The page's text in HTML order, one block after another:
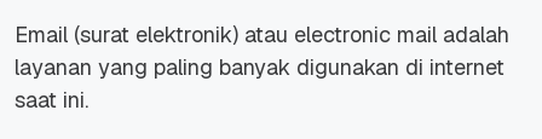
Email (surat elektronik) atau electronic mail adalah
layanan yang paling banyak digunakan di internet
saat ini.